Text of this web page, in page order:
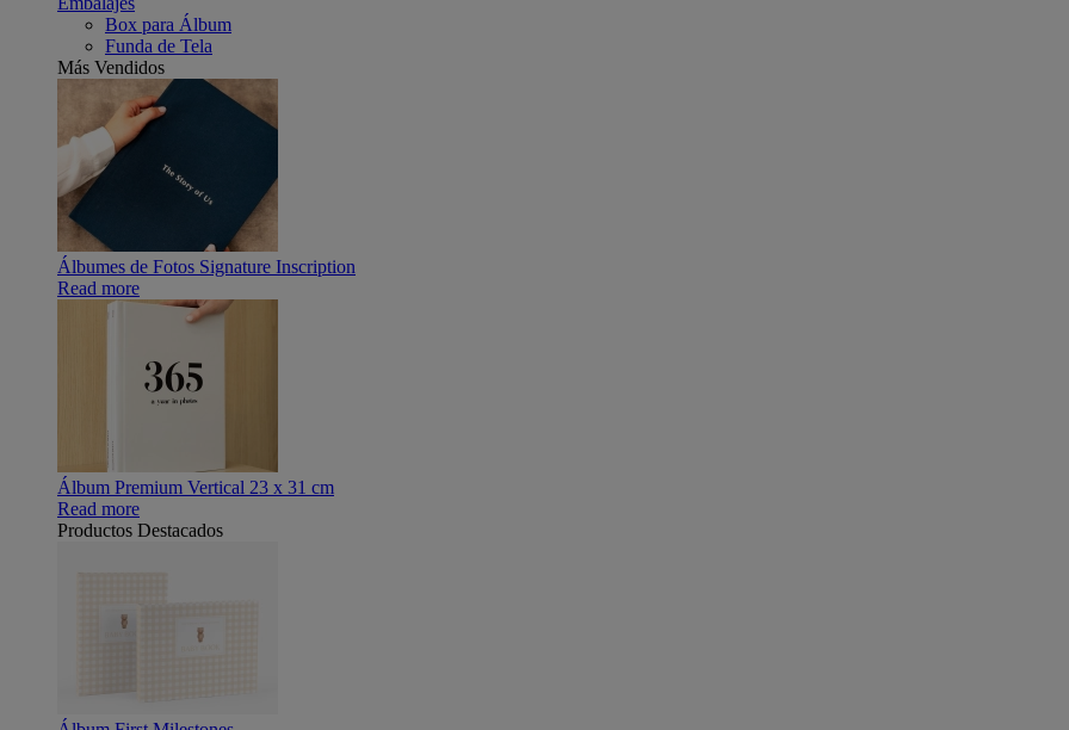
Box para Álbum
Funda de Tela
Más Vendidos
Álbumes de Fotos Signature Inscription
Read more
Álbum Premium Vertical 23 x 31 cm
Read more
Productos Destacados